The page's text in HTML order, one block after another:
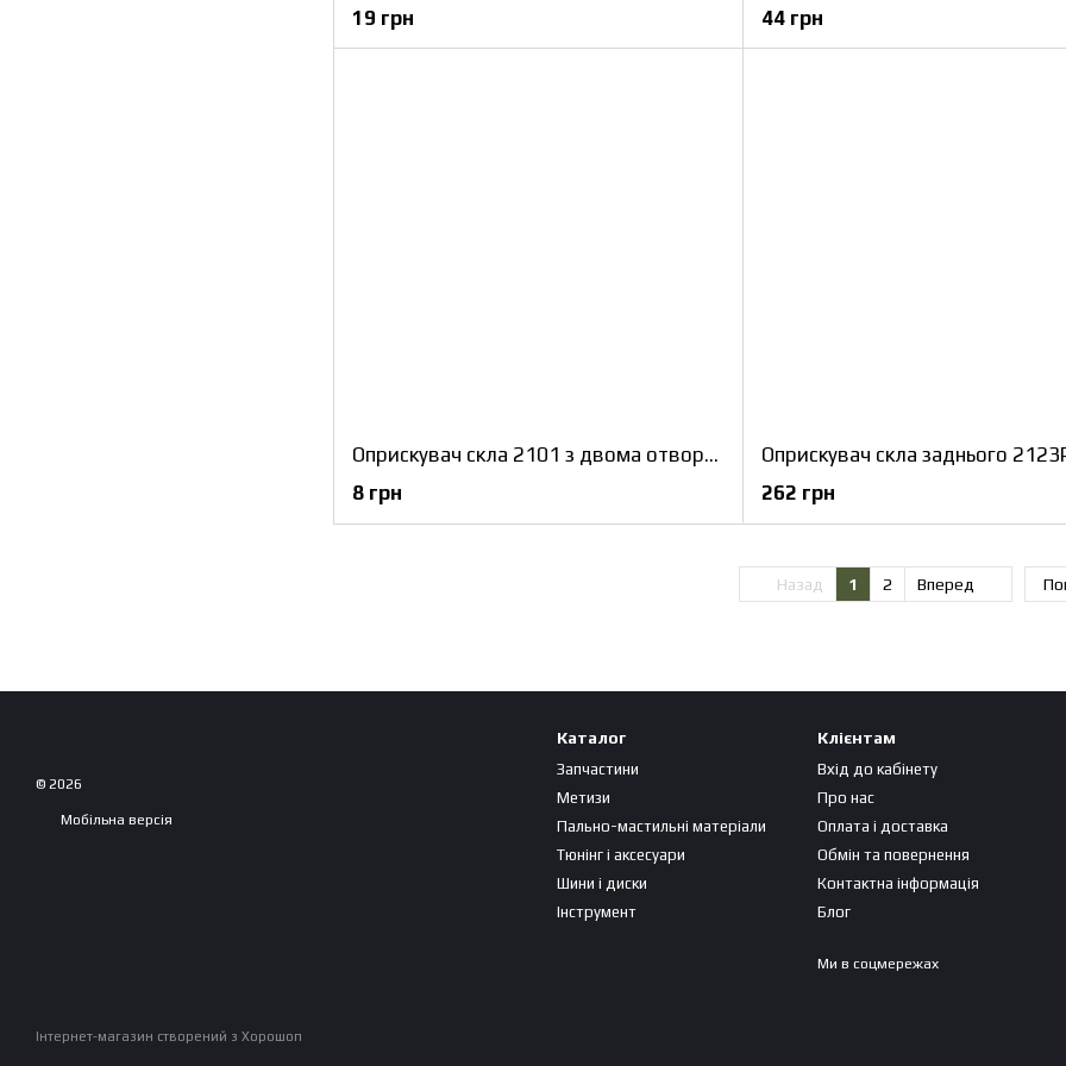
19 грн
44 грн
Оприскувач скла 2101 з двома отворами
8 грн
Оприскувач скла заднього
262 грн
Назад 1 2 Вперед
© 2026
Мобільна версія
Інтернет-магазин створений з Хорошоп
Каталог
Запчастини
Метизи
Пально-мастильні матеріали
Тюнінг і аксесуари
Шини і диски
Інструмент
Клієнтам
Вхід до кабінету
Про нас
Оплата і доставка
Обмін та повернення
Контактна інформація
Блог
Ми в соцмережах